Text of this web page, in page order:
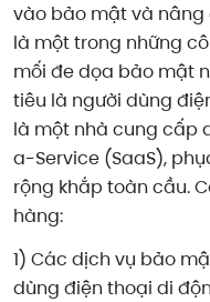
vào bảo mật và nâng
là một trong những
mối đe dọa bảo mật
tiêu là người dùng
là một nhà cung cấp
a-Service (SaaS),
rộng khắp toàn cầu.
hàng:
1) Các dịch vụ bảo
dùng điện thoại di